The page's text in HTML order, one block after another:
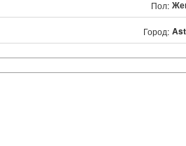
Пол:
Город: